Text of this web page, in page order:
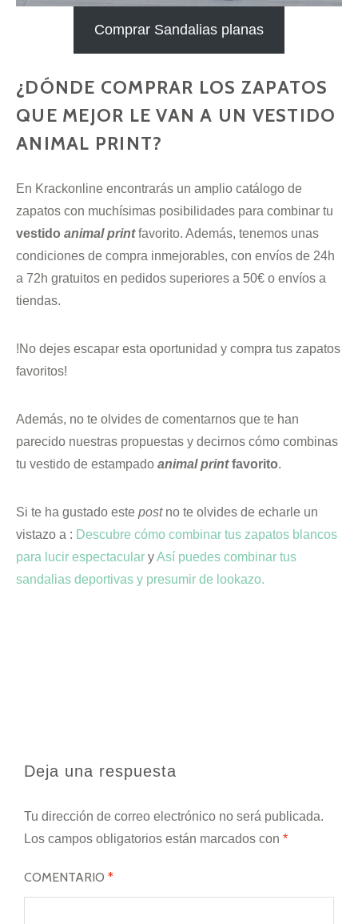
Comprar Sandalias planas
¿DÓNDE COMPRAR LOS ZAPATOS
QUE MEJOR LE VAN A UN VESTIDO
ANIMAL PRINT?
En Krackonline encontrarás un amplio catálogo de
zapatos con muchísimas posibilidades para combinar tu
vestido animal printfavorito. Además, tenemos unas
condiciones de compra inmejorables, con envíos de 24h
a 72h gratuitos en pedidos superiores a 50€ o envíos a
tiendas.
!No dejes escapar esta oportunidad y compra tus zapatos
favoritos!
Además, no te olvides de comentarnos que te han
parecido nuestras propuestas y decirnos cómo combinas
tu vestido de estampado animal printfavorito.
Si te ha gustado este post no te olvides de echarle un
vistazo a : Descubre cómo combinar tus zapatos blancos
para lucir espectacular yAsí puedes combinar tus
sandalias deportivas y presumir de lookazo.
Deja una respuesta
Tu dirección de correo electrónico no será publicada.
Los campos obligatorios están marcados con *
COMENTARIO *